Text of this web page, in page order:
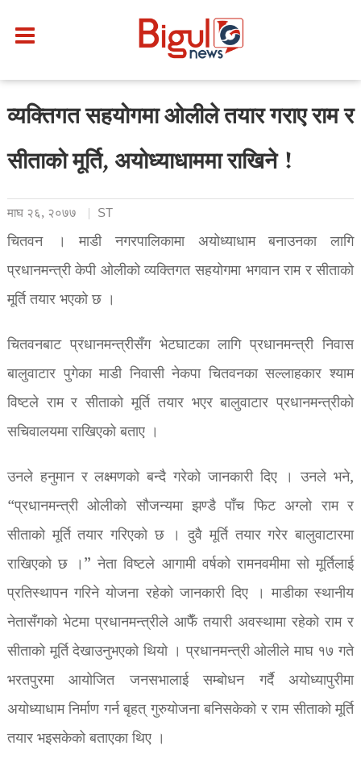
व्यक्तिगत सहयोगमा ओलीले तयार गराए राम र
सीताको मूर्ति, अयोध्याधाममा राखिने !
माघ २६, २०७७ ST
चितवन । माडी नगरपालिकामा अयोध्याधाम बनाउनका लागि
प्रधानमन्त्री केपी ओलीको व्यक्तिगत सहयोगमा भगवान राम र सीताको
मूर्ति तयार भएको छ ।
चितवनबाट प्रधानमन्त्रीसँग भेटघाटका लागि प्रधानमन्त्री निवास
बालुवाटार पुगेका माडी निवासी नेकपा चितवनका सल्लाहकार श्याम
विष्टले राम र सीताको मूर्ति तयार भएर बालुवाटार प्रधानमन्त्रीको
सचिवालयमा राखिएको बताए ।
उनले हनुमान र लक्ष्मणको बन्दै गरेको जानकारी दिए । उनले भने,
“प्रधानमन्त्री ओलीको सौजन्यमा झण्डै पाँच फिट अग्लो राम र
सीताको मूर्ति तयार गरिएको छ । दुवै मूर्ति तयार गरेर बालुवाटारमा
राखिएको छ ।” नेता विष्टले आगामी वर्षको रामनवमीमा सो मूर्तिलाई
प्रतिस्थापन गरिने योजना रहेको जानकारी दिए । माडीका स्थानीय
नेतासँगको भेटमा प्रधानमन्त्रीले आफैँ तयारी अवस्थामा रहेको राम र
सीताको मूर्ति देखाउनुभएको थियो । प्रधानमन्त्री ओलीले माघ १७ गते
भरतपुरमा आयोजित जनसभालाई सम्बोधन गर्दै अयोध्यापुरीमा
अयोध्याधाम निर्माण गर्न बृहत् गुरुयोजना बनिसकेको र राम सीताको मूर्ति
तयार भइसकेको बताएका थिए ।